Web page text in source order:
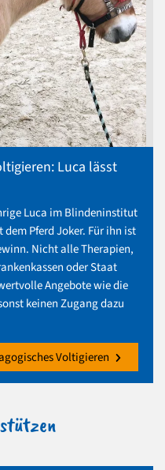
Luca lässt
Luca im Blindeninstitut
Pferd Joker. Für ihn ist
Nicht alle Therapien,
oder Staat
Angebote wie die
keinen Zugang dazu
Voltigieren